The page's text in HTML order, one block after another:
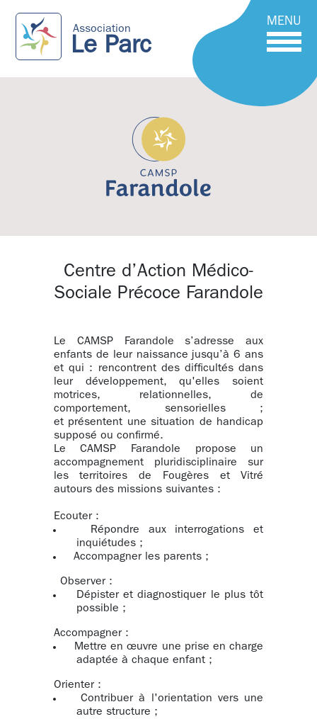
Association
Le Parc
MENU
Centre d’Action Médico-
Sociale Précoce Farandole
Le CAMSP Farandole s’adresse aux
enfants de leur naissance jusqu’à 6 ans
et qui : rencontrent des difficultés dans
leur développement, qu'elles soient
motrices, relationnelles, de
comportement, sensorielles ;
et présentent une situation de handicap
supposé ou confirmé.
Le CAMSP Farandole propose un
accompagnement pluridisciplinaire sur
les territoires de Fougères et Vitré
autours des missions suivantes :
Ecouter :
Répondre aux interrogations et
inquiétudes ;
Accompagner les parents ;
Observer :
Dépister et diagnostiquer le plus tôt
possible ;
Accompagner :
Mettre en œuvre une prise en charge
adaptée à chaque enfant ;
Orienter :
Contribuer à l'orientation vers une
autre structure ;